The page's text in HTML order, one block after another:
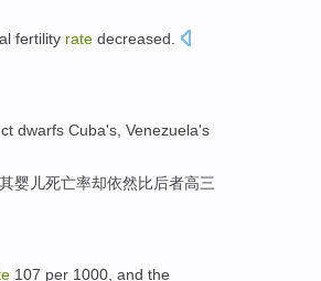
fertility rate decreased
dwarfs Cuba's, Venezuela's
婴儿死亡率却依然比后者高三
107 per 1000, and the